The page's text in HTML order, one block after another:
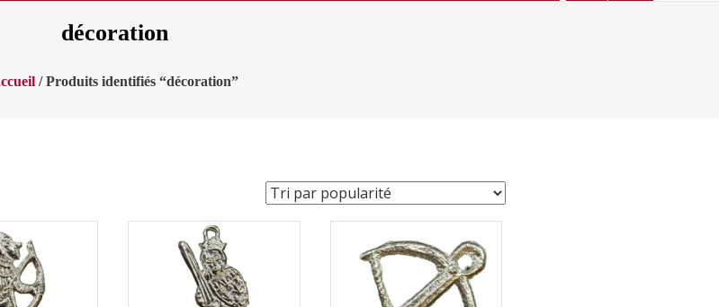
décoration
/ Produits identifiés “décoration”